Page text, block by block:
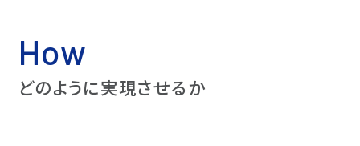
How
どのように実現させるか